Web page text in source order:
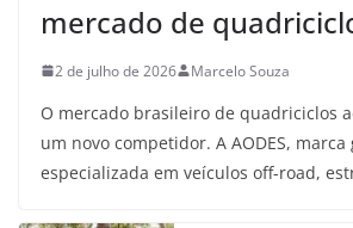
mercado de
2 de julho de 2026 Marcelo Souza
O mercado brasileiro de quadriciclos
um novo competidor. A AODES, marca
especializada em veículos off-road,